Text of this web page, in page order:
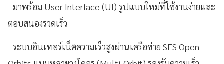
- มาพร้อม User Interface (UI) รูปแบบใหม่ที่ใช้งานง่ายและ
ตอบสนองรวดเร็ว
- ระบบอินเทอร์เน็ตความเร็วสูงผ่านเครือข่าย SES Open